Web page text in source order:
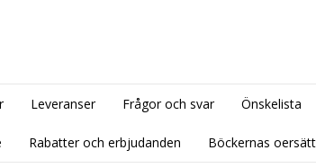
Leveranser Frågor och svar Önskelista
Rabatter och erbjudanden Böckernas